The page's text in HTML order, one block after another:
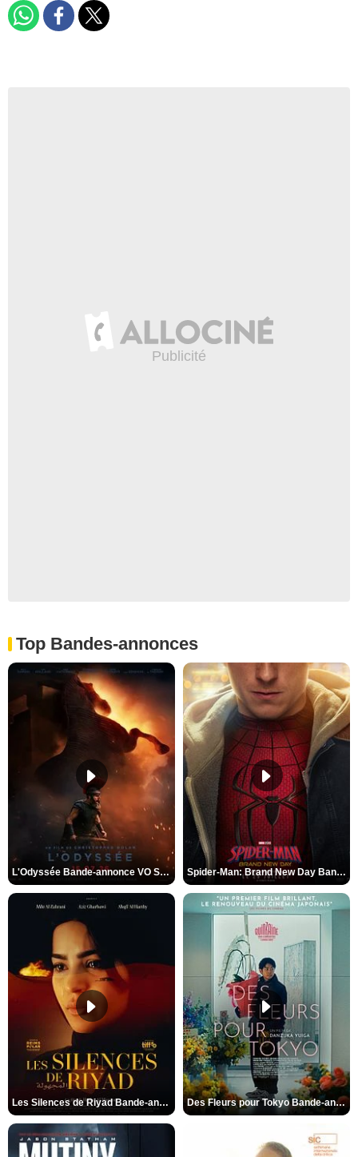
Top Bandes-annonces
L'Odyssée Bande-annonce VO STFR Spider-Man: Brand New Day Bande-annonce VO STFR
Les Silences de Riyad Bande-annonce VO STFR Des Fleurs pour Tokyo Bande-annonce VO STFR